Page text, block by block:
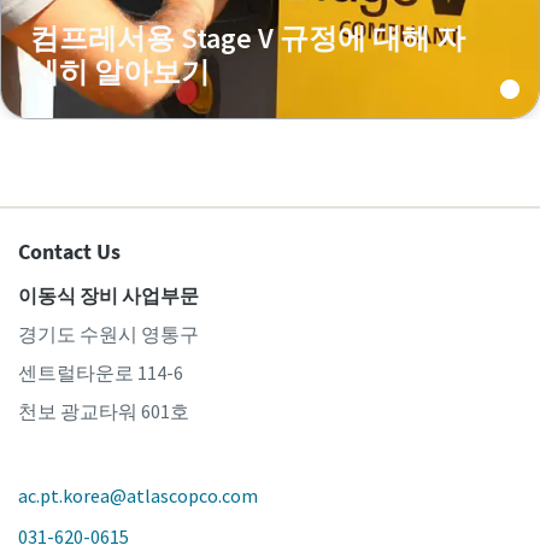
컴프레서용 Stage V 규정에 대해 자
세히 알아보기
Contact Us
이동식 장비 사업부문
경기도 수원시 영통구
센트럴타운로 114-6
천보 광교타워 601호
ac.pt.korea@atlascopco.com
031-620-0615